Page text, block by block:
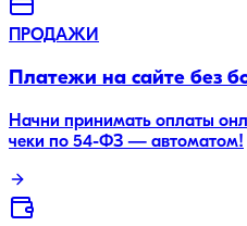
ПРОДАЖИ
Платежи на сайте без
Начни принимать оплаты
чеки по 54-ФЗ — автоматом!